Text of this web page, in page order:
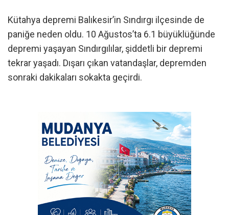
Kütahya depremi Balıkesir’in Sındırgı ilçesinde de
paniğe neden oldu. 10 Ağustos’ta 6.1 büyüklüğünde
depremi yaşayan Sındırgılılar, şiddetli bir depremi
tekrar yaşadı. Dışarı çıkan vatandaşlar, depremden
sonraki dakikaları sokakta geçirdi.